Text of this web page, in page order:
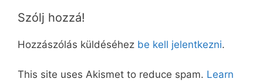
Szólj hozzá!
Hozzászólás küldéséhez be kell jelentkezni.
This site uses Akismet to reduce spam. Learn